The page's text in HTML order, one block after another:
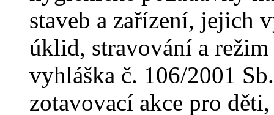
staveb a zařízení, jejich
úklid, stravování a
vyhláška č. 106/2001
zotavovací akce pro